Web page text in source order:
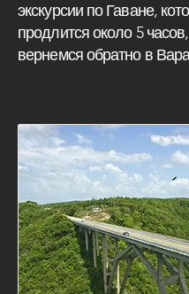
экскурсии по Гаване,
продлится около 5
вернемся обратно в